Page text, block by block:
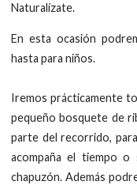
Naturalízate.
En esta ocasión
hasta para niños.
Iremos prácticamente
pequeño bosquete de
parte del recorrido,
acompaña el tiempo
chapuzón. Además